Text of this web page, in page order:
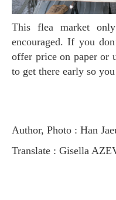
This flea market only accepts cash. Bargaining is
encouraged. If you
offer price on paper or
to get there early so
Author, Photo : Han
Translate : Gisella